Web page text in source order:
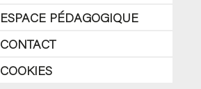
ESPACE PÉDAGOGIQUE
CONTACT
COOKIES